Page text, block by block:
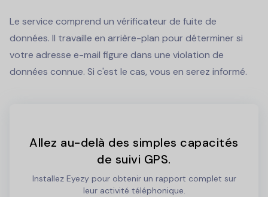
Le service comprend un vérificateur de fuite de
données. Il travaille en arrière-plan pour déterminer si
votre adresse e-mail figure dans une violation de
données connue. Si c'est le cas, vous en serez informé.
Allez au-delà des simples capacités
de suivi GPS.
Installez Eyezy pour obtenir un rapport complet sur
leur activité téléphonique.